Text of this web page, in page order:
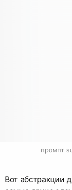
промпт
Вот абстракции